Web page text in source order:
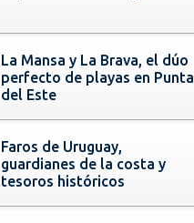
La Mansa y La Brava, el dúo
perfecto de playas en Punta
del Este
Faros de Uruguay,
guardianes de la costa y
tesoros históricos